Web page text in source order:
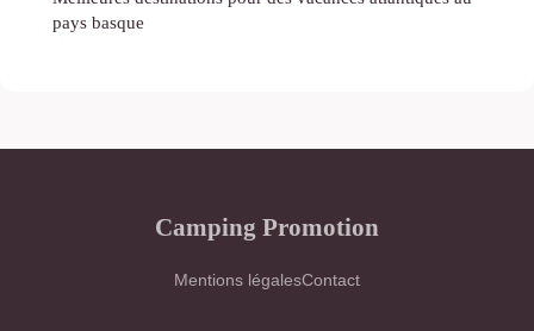
pays basque
Camping Promotion
Mentions légalesContact